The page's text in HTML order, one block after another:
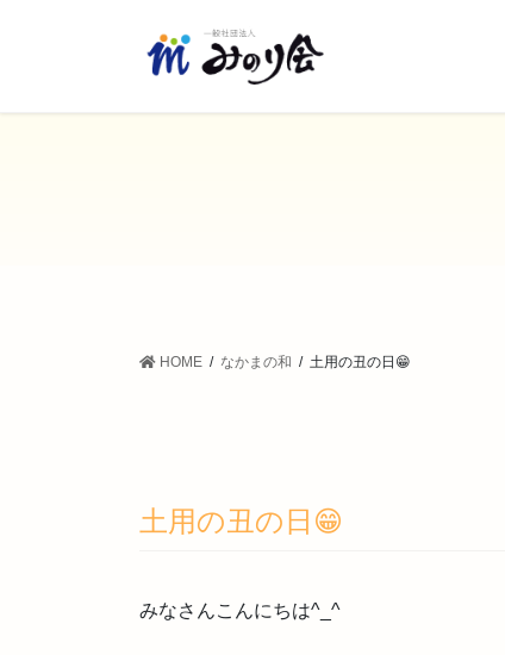
HOME なかまの和 土用の丑の日😁
土用の丑の日😁
みなさんこんにちは^_^